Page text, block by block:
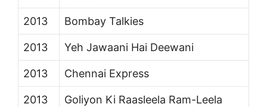
2013 Bombay Talkies
2013 Yeh Jawaani Hai Deewani
2013 Chennai Express
2013 Goliyon Ki Raasleela Ram-Leela